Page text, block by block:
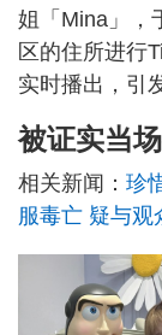
姐「Mina」，
区的住所进行
实时播出，引
被证实当
相关新闻： 珍
服毒亡 疑与观